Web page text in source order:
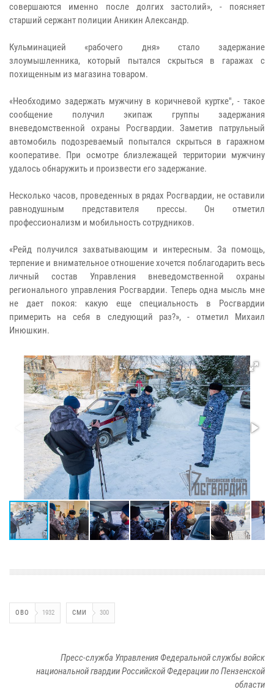
совершаются именно после долгих застолий», - поясняет
старший сержант полиции Аникин Александр.
Кульминацией «рабочего дня» стало задержание
злоумышленника, который пытался скрыться в гаражах с
похищенным из магазина товаром.
«Необходимо задержать мужчину в коричневой куртке", - такое
сообщение получил экипаж группы задержания
вневедомственной охраны Росгвардии. Заметив патрульный
автомобиль подозреваемый попытался скрыться в гаражном
кооперативе. При осмотре близлежащей территории мужчину
удалось обнаружить и произвести его задержание.
Несколько часов, проведенных в рядах Росгвардии, не оставили
равнодушным представителя прессы. Он отметил
профессионализм и мобильность сотрудников.
«Рейд получился захватывающим и интересным. За помощь,
терпение и внимательное отношение хочется поблагодарить весь
личный состав Управления вневедомственной охраны
регионального управления Росгвардии. Теперь одна мысль мне
не дает покоя: какую еще специальность в Росгвардии
примерить на себя в следующий раз?», - отметил Михаил
Инюшкин.
ОВО 1932 СМИ 300
Пресс-служба Управления Федеральной службы войск
национальной гвардии Российской Федерации по Пензенской
области